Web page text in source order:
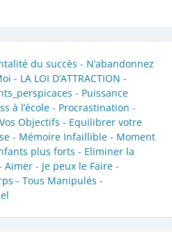
du succès - N’abandonnez
- LA LOI D’ATTRACTION -
- Puissance
à l’école - Procrastination -
Objectifs - Equilibrer votre
- Mémoire Infaillible - Moment
plus forts - Eliminer la
Aimer - Je peux le Faire -
- Tous Manipulés -